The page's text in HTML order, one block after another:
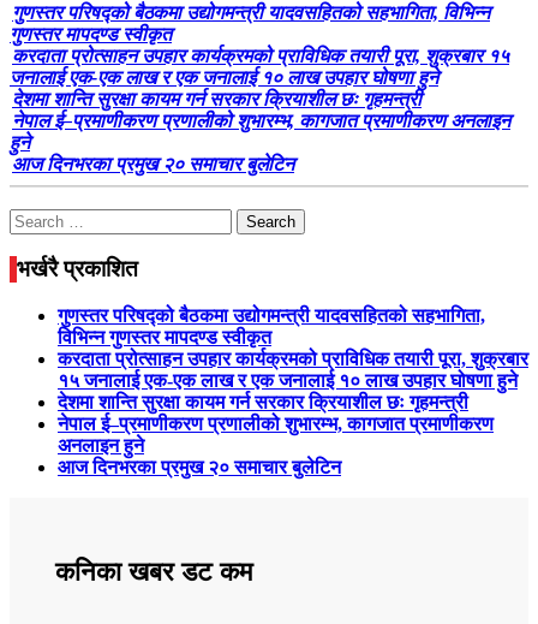
गुणस्तर परिषद्को बैठकमा उद्योगमन्त्री यादवसहितको सहभागिता, विभिन्न
गुणस्तर मापदण्ड स्वीकृत
करदाता प्रोत्साहन उपहार कार्यक्रमको प्राविधिक तयारी पूरा, शुक्रबार १५
जनालाई एक-एक लाख र एक जनालाई १० लाख उपहार घोषणा हुने
देशमा शान्ति सुरक्षा कायम गर्न सरकार क्रियाशील छः गृहमन्त्री
नेपाल ई–प्रमाणीकरण प्रणालीको शुभारम्भ, कागजात प्रमाणीकरण अनलाइन
हुने
आज दिनभरका प्रमुख २० समाचार बुलेटिन
Search
for:
भर्खरै प्रकाशित
गुणस्तर परिषद्को बैठकमा उद्योगमन्त्री यादवसहितको सहभागिता,
विभिन्न गुणस्तर मापदण्ड स्वीकृत
करदाता प्रोत्साहन उपहार कार्यक्रमको प्राविधिक तयारी पूरा, शुक्रबार
१५ जनालाई एक-एक लाख र एक जनालाई १० लाख उपहार घोषणा हुने
देशमा शान्ति सुरक्षा कायम गर्न सरकार क्रियाशील छः गृहमन्त्री
नेपाल ई–प्रमाणीकरण प्रणालीको शुभारम्भ, कागजात प्रमाणीकरण
अनलाइन हुने
आज दिनभरका प्रमुख २० समाचार बुलेटिन
कनिका खबर डट कम